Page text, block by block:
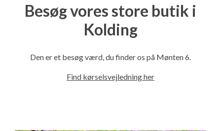
Besøg vores store butik i
Kolding
Den er et besøg værd, du finder os på Mønten 6.
Find kørselsvejledning her